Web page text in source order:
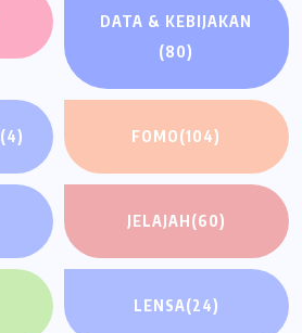
DATA & KEBIJAKAN
(80)
(4) FOMO(104)
JELAJAH(60)
LENSA(24)